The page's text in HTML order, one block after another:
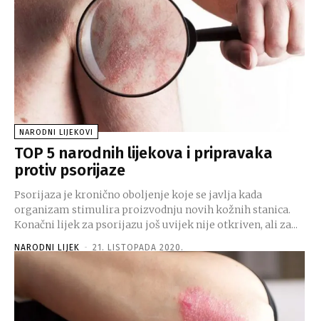
NARODNI LIJEKOVI
TOP 5 narodnih lijekova i pripravaka
protiv psorijaze
Psorijaza je kronično oboljenje koje se javlja kada
organizam stimulira proizvodnju novih kožnih stanica.
Konačni lijek za psorijazu još uvijek nije otkriven, ali za...
NARODNI LIJEK - 21. LISTOPADA 2020.